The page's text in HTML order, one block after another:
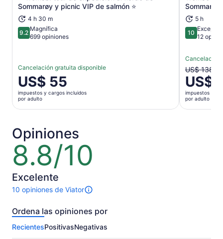
Sommarøy y picnic VIP de salmón ⭐
4 h 30 m
9.29.2 de 10
Magnífica
699 opiniones
Cancelación gratuita disponible
El
precio
es
de
por
adulto
US$ 55
impuestos y cargos incluidos
por adulto
Se abrirá en una nueva pestaña
Sommaroy
5 h
1010 de 10
12
Cancelación
El
precio
anterior
era
US$ 138
US$ 138
US$
impuestos y
por adulto
Opiniones
8.8/10
8.8
de
10
Excelente
10 opiniones de Viator
10
sobre
actividad.
Ordena las opiniones por
RecientesPositivasNegativas